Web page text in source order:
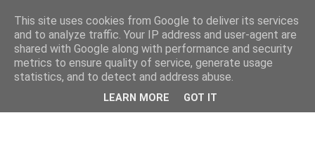
This site uses cookies from Google to deliver its services
and to analyze traffic. Your IP address and user-agent are
shared with Google along with performance and security
metrics to ensure quality of service, generate usage
statistics, and to detect and address abuse.
LEARN MORE GOT IT